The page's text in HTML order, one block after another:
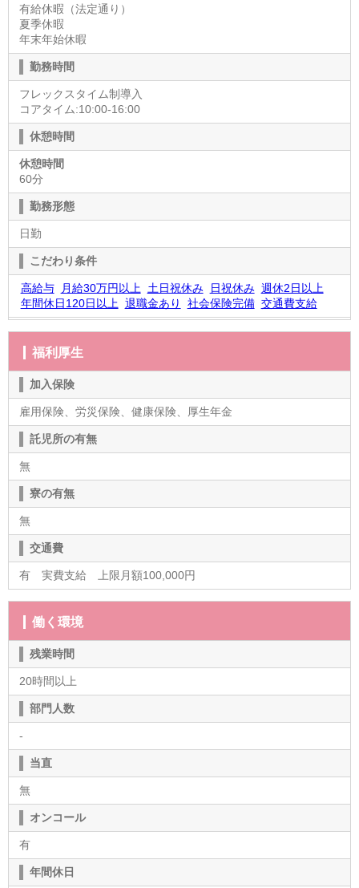
有給休暇（法定通り）
夏季休暇
年末年始休暇
勤務時間
フレックスタイム制導入
コアタイム:10:00-16:00
休憩時間
休憩時間
60分
勤務形態
日勤
こだわり条件
高給与 月給30万円以上 土日祝休み 日祝休み 週休2日以上
年間休日120日以上 退職金あり 社会保険完備 交通費支給
福利厚生
加入保険
雇用保険、労災保険、健康保険、厚生年金
託児所の有無
無
寮の有無
無
交通費
有 実費支給 上限月額100,000円
働く環境
残業時間
20時間以上
部門人数
-
当直
無
オンコール
有
年間休日